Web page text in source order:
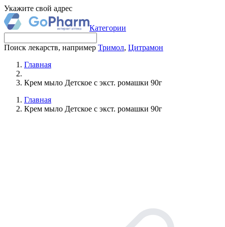
Укажите свой адрес
Категории
Поиск лекарств, например Тримол, Цитрамон
Главная
Крем мыло Детское с экст. ромашки 90г
Главная
Крем мыло Детское с экст. ромашки 90г